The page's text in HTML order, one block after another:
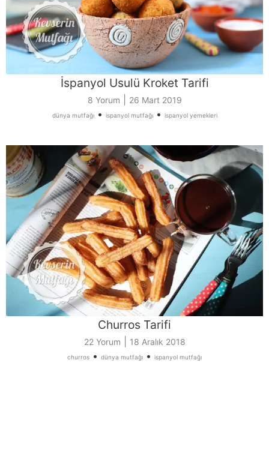
İspanyol Usulü Kroket Tarifi
8 Yorum 26 Mart 2019
dünya mutfağı• ispanyol mutfağı• ispanyol yemekleri
Churros Tarifi
22 Yorum 18 Aralık 2018
churros • dünya mutfağı • ispanyol mutfağı